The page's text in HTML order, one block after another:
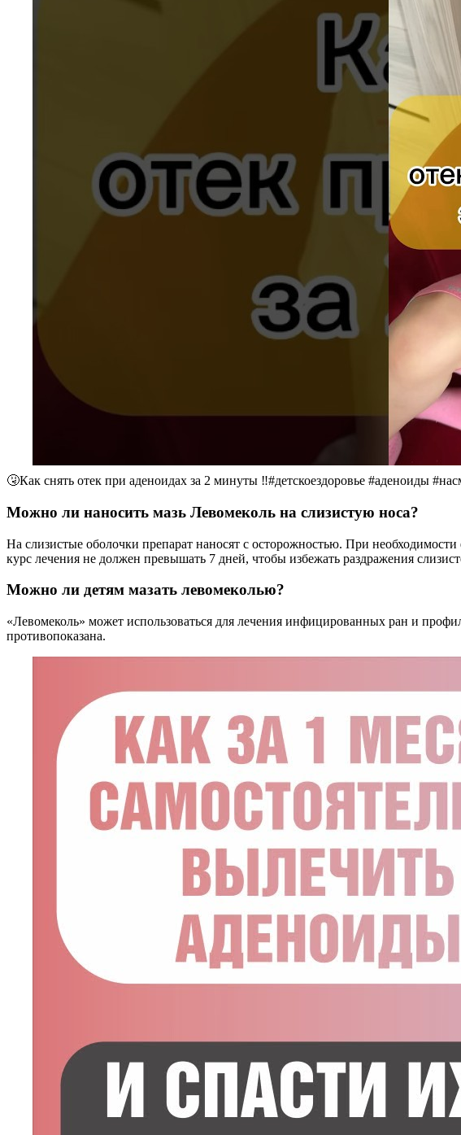
🤧Как снять отек при аденоидах за 2 минуты ‼️#детскоездоровье #аденоиды
Можно ли наносить мазь Левомеколь на слизистую носа?
На слизистые оболочки препарат наносят с осторожностью. При
курс лечения не должен превышать 7 дней, чтобы избежать раздражения
Можно ли детям мазать левомеколью?
«Левомеколь» может использоваться для лечения инфицированных ран и
противопоказана.